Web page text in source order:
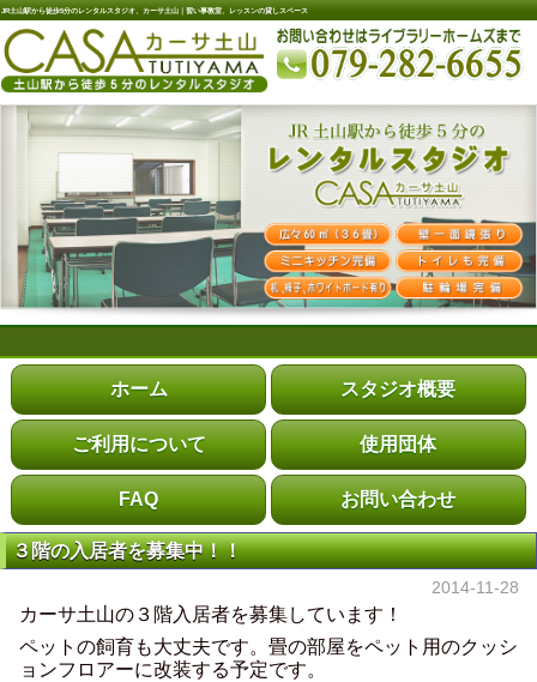
JR土山駅から徒歩5分のレンタルスタジオ、カーサ土山｜習い事教室、レッスンの貸しスペース
ホーム スタジオ概要
ご利用について 使用団体
FAQ お問い合わせ
３階の入居者を募集中！！
2014-11-28
カーサ土山の３階入居者を募集しています！
ペットの飼育も大丈夫です。畳の部屋をペット用のクッシ
ョンフロアーに改装する予定です。